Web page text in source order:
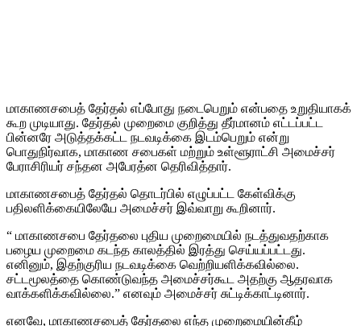
மாகாணசபைத் தேர்தல் எப்போது நடைபெறும் என்பதை உறுதியாகக்
கூற முடியாது. தேர்தல் முறைமை குறித்து தீர்மானம் எட்டப்பட்ட
பின்னரே அடுத்தக்கட்ட நடவடிக்கை இடம்பெறும் என்று
பொதுநிர்வாக, மாகாண சபைகள் மற்றும் உள்ளூராட்சி அமைச்சர்
பேராசிரியர் சந்தன அபேரத்ன தெரிவித்தார்.
மாகாணசபைத் தேர்தல் தொடர்பில் எழுப்பட்ட கேள்விக்கு
பதிலளிக்கையிலேயே அமைச்சர் இவ்வாறு கூறினார்.
“ மாகாணசபை தேர்தலை புதிய முறைமையில் நடத்துவதற்காக
பழைய முறைமை கடந்த காலத்தில் இரத்து செய்யப்பட்டது.
எனினும், இதற்குரிய நடவடிக்கை வெற்றியளிக்கவில்லை.
சட்டமூலத்தை கொண்டுவந்த அமைச்சர்கூட அதற்கு ஆதரவாக
வாக்களிக்கவில்லை.” எனவும் அமைச்சர் சுட்டிக்காட்டினார்.
எனவே, மாகாணசபைத் தேர்தலை எந்த முறைமையின்கீழ்